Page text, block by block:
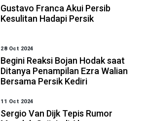
Gustavo Franca Akui Persib
Kesulitan Hadapi Persik
28 Oct 2024
Begini Reaksi Bojan Hodak saat
Ditanya Penampilan Ezra Walian
Bersama Persik Kediri
11 Oct 2024
Sergio Van Dijk Tepis Rumor